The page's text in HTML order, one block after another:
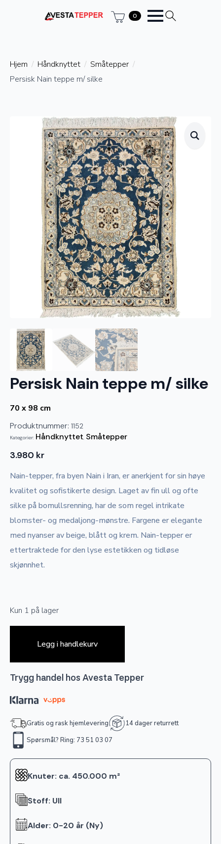
0
Hjem Håndknyttet
Småtepper
Persisk Nain teppe m/ silke
Persisk Nain teppe m/ silke
70 x 98 cm
Produktnummer: 1152
Kategorier: Håndknyttet, Småtepper
3.980 kr
Nain-tepper, fra byen Nain i Iran, er anerkjent for sin høye
kvalitet og sofistikerte design. Laget av fin ull og ofte
silke på bomullsrenning, har de som regel intrikate
blomster- og medaljong-mønstre. Fargene er elegante
med nyanser av beige, blått og krem. Nain-tepper er
ettertraktede for den lyse estetikken og tidløse
skjønnhet.
Kun 1 på lager
Legg i handlekurv
Trygg handel hos Avesta Tepper
Gratis og rask hjemlevering
14 dager returrett
Spørsmål? Ring: 73 51 03 07
Knuter: ca. 450.000 m²
Stoff: Ull
Alder: 0-20 år (Ny)